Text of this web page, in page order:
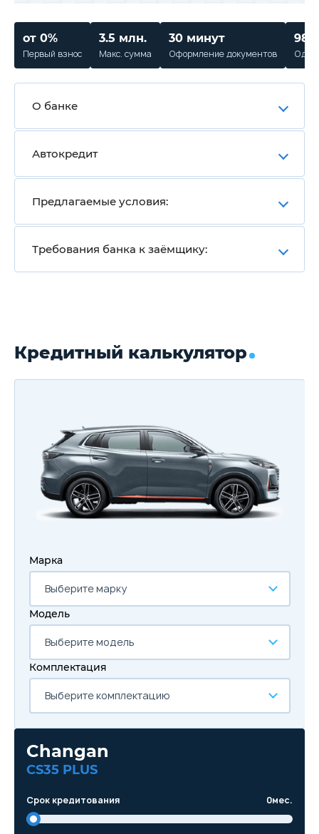
от 0%
Первый взнос
3.5 млн.
Макс. сумма
30 минут
Оформление документов
98%
О банке
Автокредит
Предлагаемые условия:
Требования банка к заёмщику:
Кредитный калькулятор
Марка
Выберите марку
Модель
Выберите модель
Комплектация
Выберите комплектацию
Changan
CS35 PLUS
Срок кредитования 0мес.